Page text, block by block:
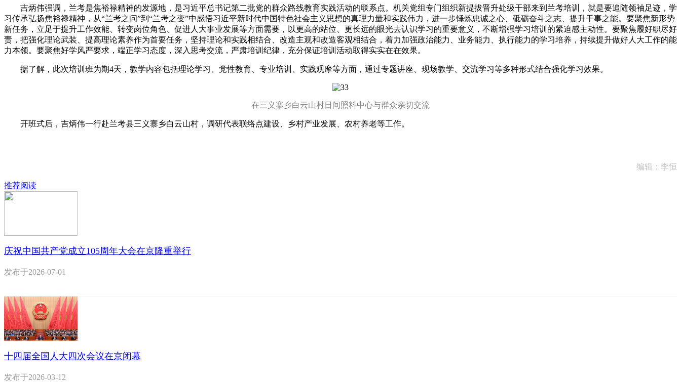
吉炳伟强调，兰考是焦裕禄精神的发源地，是习近平总书记第二批党的群众路线教育实践活动的联系点。机关党组专门组织新提拔晋升处级干部来到兰考培训，就是要追随领袖足迹，学
习传承弘扬焦裕禄精神，从“兰考之问”到“兰考之变”中感悟习近平新时代中国特色社会主义思想的真理力量和实践伟力，进一步锤炼忠诚之心、砥砺奋斗之志、提升干事之能。要聚焦新形势
新任务，立足于提升工作效能、转变岗位角色、促进人大事业发展等方面需要，以更高的站位、更长远的眼光去认识学习的重要意义，不断增强学习培训的紧迫感主动性。要聚焦履好职尽好
责，把强化理论武装、提高理论素养作为首要任务，坚持理论和实践相结合、改造主观和改造客观相结合，着力加强政治能力、业务能力、执行能力的学习培养，持续提升做好人大工作的能
力本领。要聚焦好学风严要求，端正学习态度，深入思考交流，严肃培训纪律，充分保证培训活动取得实实在在效果。
据了解，此次培训班为期4天，教学内容包括理论学习、党性教育、专业培训、实践观摩等方面，通过专题讲座、现场教学、交流学习等多种形式结合强化学习效果。
在三义寨乡白云山村日间照料中心与群众亲切交流
开班式后，吉炳伟一行赴兰考县三义寨乡白云山村，调研代表联络点建设、乡村产业发展、农村养老等工作。
编辑：李恒
推荐阅读
庆祝中国共产党成立105周年大会在京隆重举行
发布于2026-07-01
十四届全国人大四次会议在京闭幕
发布于2026-03-12